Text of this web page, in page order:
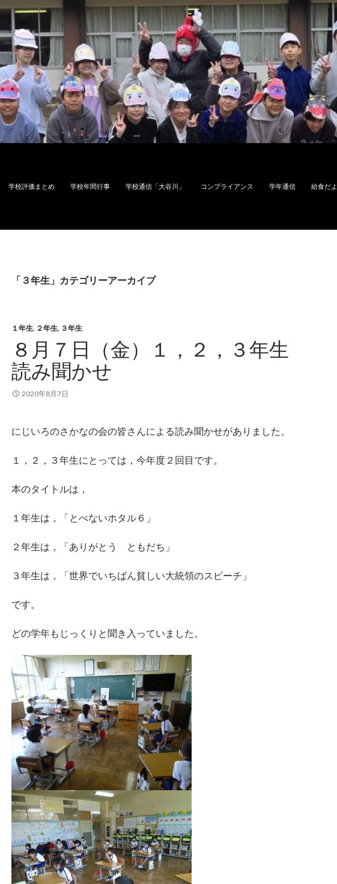
学校評価まとめ 学校年間行事 学校通信「大谷川」 コンプライアンス 学年通信 給食だ
「３年生」カテゴリーアーカイブ
１年生, ２年生, ３年生
８月７日（金）１，２，３年生
読み聞かせ
2020年8月7日
にじいろのさかなの会の皆さんによる読み聞かせがありました。
１，２，３年生にとっては，今年度２回目です。
本のタイトルは，
１年生は，「とべないホタル６」
２年生は，「ありがとう ともだち」
３年生は，「世界でいちばん貧しい大統領のスピーチ」
です。
どの学年もじっくりと聞き入っていました。